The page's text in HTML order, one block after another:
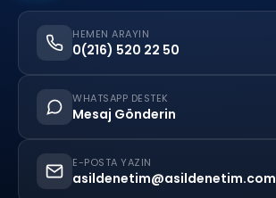
HEMEN ARAYIN
0(216) 520 22 50
WHATSAPP DESTEK
Mesaj Gönderin
E-POSTA YAZIN
asildenetim@asildenetim.com